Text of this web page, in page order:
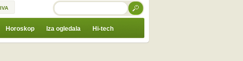
TRAŽI
Horoskop Iza ogledala Hi-tech